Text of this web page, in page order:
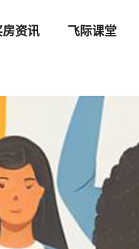
房资讯 飞际课堂